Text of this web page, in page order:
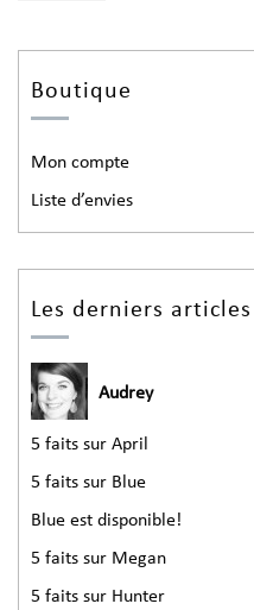
Boutique
Mon compte
Liste d’envies
Les derniers articles
Audrey
5 faits sur April
5 faits sur Blue
Blue est disponible!
5 faits sur Megan
5 faits sur Hunter